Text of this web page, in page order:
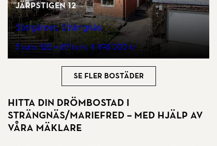
Järpstigen 12
Storgärdet, Strängnäs
5 rum 120 + 87 kvm 4 495 000 kr
Se fler bostäder
Hitta Din Drömbostad i
Strängnäs/Mariefred – Med hjälp av
våra mäklare